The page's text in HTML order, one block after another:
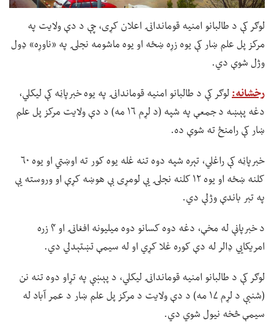
لوګر کې د طالبانو امنیه قوماندانۍ اعلان کړی، چې د دې ولایت په
مرکز پل علم ښار کې یوه زړه ښځه او یوه ماشومه نجلۍ په «ناوړه» ډول
وژل شوې دي.
رخشانه:لوګر کې د طالبانو امنیه قوماندانۍ په یوه خبرپاڼه کې لیکلي،
دغه پېښه د جمعې په شپه (د لړم ۱۶ مه) د دې ولایت مرکز پل علم
ښار کې رامنځ ته شوې ده.
خبرپاڼه کې راغلي، تېره شپه دوه تنه غله یوه کور ته اوښتي او یوه ۶۰
کلنه ښځه او یوه ۱۲ کلنه نجلۍ یې لومړی بې هوښه کړې او وروسته یې
په تبر باندې وژلې دي.
د خبرپاڼې له مخې، دغه دوه کسانو دوه میلیونه افغانۍ او ۴ زره
امریکايي ډالر له دې کوره غلا کړي او له سیمې تښتېدلي دي.
لوګر کې د طالبانو امنیه قوماندانۍ لیکلي، د پېښې په تړاو دوه تنه نن
(شنبې د لړم ۱۷ مه) د دې ولایت د مرکز پل علم ښار د عمر آباد له
سیمې څخه نیول شوي دي.